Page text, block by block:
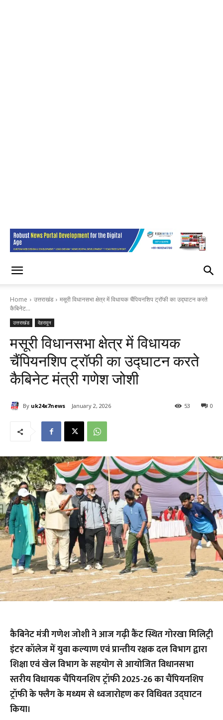
Home उत्तराखंड
मसूरी विधानसभा क्षेत्र में विधायक चैंपियनशिप ट्रॉफी का उद्घाटन करते
कैबिनेट...
उत्तराखंड देहरादून
मसूरी विधानसभा क्षेत्र में विधायक
चैंपियनशिप ट्रॉफी का उद्घाटन करते
कैबिनेट मंत्री गणेश जोशी
By uk24x7news January 2, 2026 0
53
कैबिनेट मंत्री गणेश जोशी ने आज गढ़ी कैंट स्थित गोरखा मिलिट्री
इंटर कॉलेज में युवा कल्याण एवं प्रान्तीय रक्षक दल विभाग द्वारा
शिक्षा एवं खेल विभाग के सहयोग से आयोजित विधानसभा
स्तरीय विधायक चैंपियनशिप ट्रॉफी 2025-26 का चैंपियनशिप
ट्रॉफी के फ्लैग के मध्यम से ध्वजारोहण कर विधिवत उद्घाटन
किया।